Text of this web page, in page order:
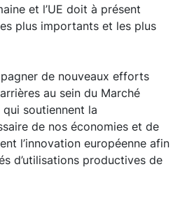
et l’UE doit à présent
plus importants et les plus
de nouveaux efforts
au sein du Marché
soutiennent la
de nos économies et de
l’innovation européenne afin
d’utilisations productives de